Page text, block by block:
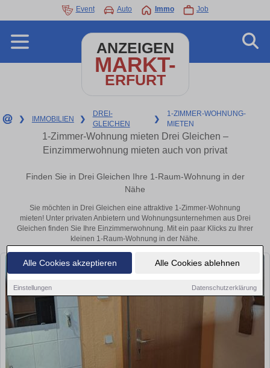
Alle Cookies akzeptieren Alle Cookies ablehnen
Einstellungen Datenschutzerklärung
Event Auto Immo Job
ANZEIGEN
MARKT-
ERFURT
❯ IMMOBILIEN ❯
DREI-
GLEICHEN
❯
1-ZIMMER-WOHNUNG-
MIETEN
1-Zimmer-Wohnung mieten Drei Gleichen –
Einzimmerwohnung mieten auch von privat
Finden Sie in Drei Gleichen Ihre 1-Raum-Wohnung in der
Nähe
Sie möchten in Drei Gleichen eine attraktive 1-Zimmer-Wohnung
mieten! Unter privaten Anbietern und Wohnungsunternehmen aus Drei
Gleichen finden Sie Ihre Einzimmerwohnung. Mit ein paar Klicks zu Ihrer
kleinen 1-Raum-Wohnung in der Nähe.